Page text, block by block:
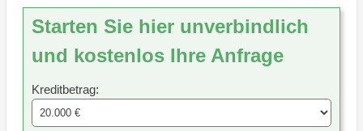
Starten Sie hier unverbindlich
und kostenlos Ihre Anfrage
Kreditbetrag: